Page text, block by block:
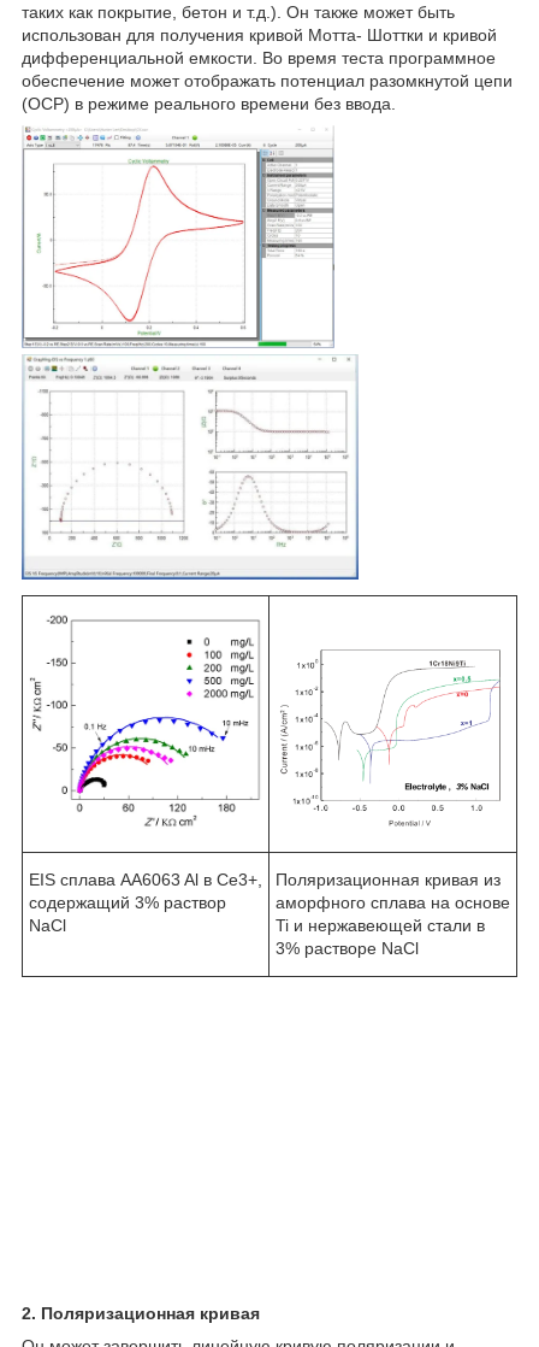
таких как покрытие, бетон и т.д.). Он также может быть
использован для получения кривой Мотта- Шоттки и кривой
дифференциальной емкости. Во время теста программное
обеспечение может отображать потенциал разомкнутой цепи
(OCP) в режиме реального времени без ввода.
EIS сплава AA6063 Al в Се3+,
содержащий 3% раствор
NaCl
Поляризационная кривая из
аморфного сплава на основе
Ti и нержавеющей стали в
3% растворе NaCl
2. Поляризационная кривая